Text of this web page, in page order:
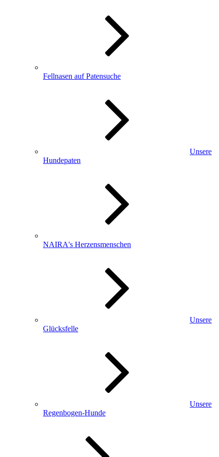
Fellnasen auf Patensuche
Unsere
Hundepaten
NAIRA's Herzensmenschen
Unsere
Glücksfelle
Unsere
Regenbogen-Hunde